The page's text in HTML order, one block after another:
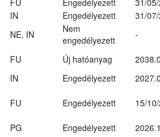
FU Engedélyezett
31/
IN Engedélyezett
31/
NE, IN
Nem
engedélyezett
-
FU Új hatóanyag
IN Engedélyezett
FU Engedélyezett 15/
PG Engedélyezett